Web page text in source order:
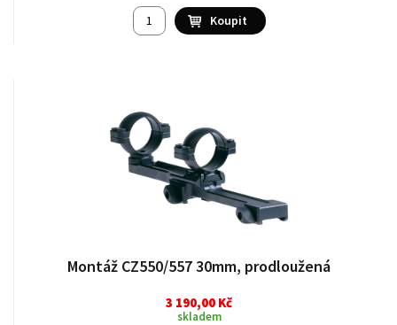
Montáž CZ550/557 30mm, prodloužená
3 190,00 Kč
skladem